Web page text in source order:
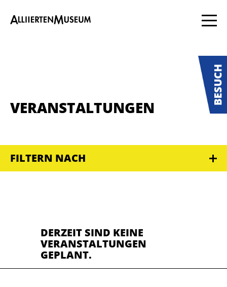
VERANSTALTUNGEN
FILTERN NACH
DERZEIT SIND KEINE
VERANSTALTUNGEN
GEPLANT.